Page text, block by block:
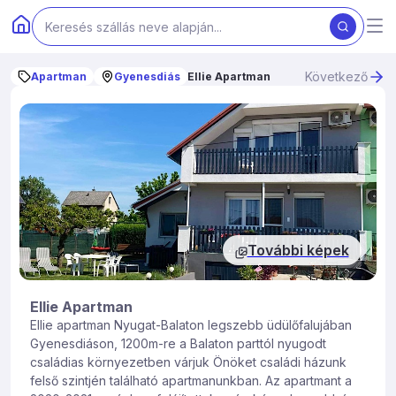
Apartman Gyenesdiás Ellie Apartman Következő
További képek
Ellie Apartman
Ellie apartman Nyugat-Balaton legszebb üdülőfalujában
Gyenesdiáson, 1200m-re a Balaton parttól nyugodt
családias környezetben várjuk Önöket családi házunk
felső szintjén található apartmanunkban. Az apartmant a